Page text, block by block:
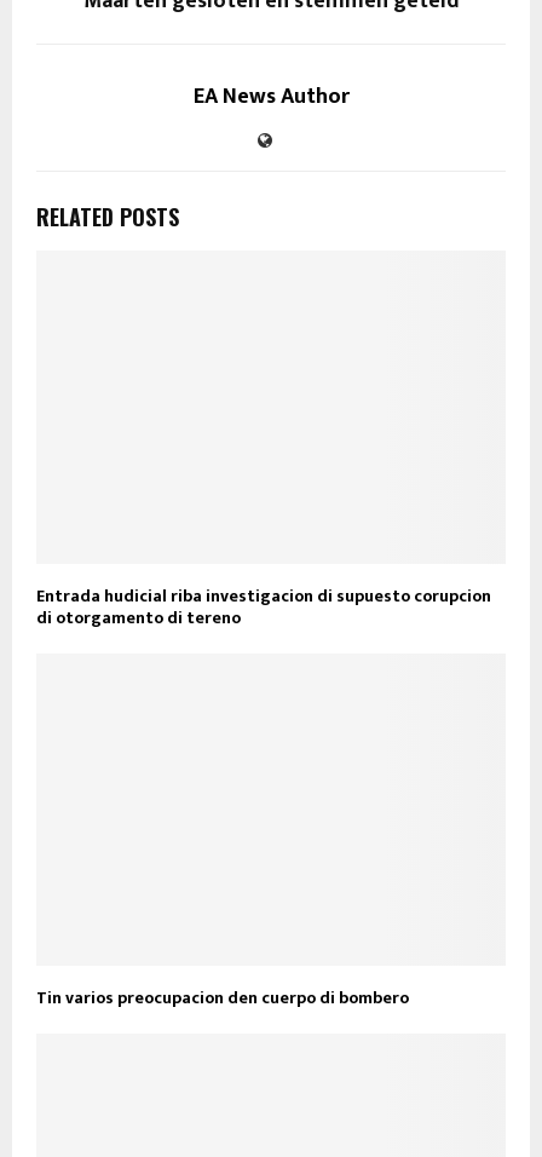
EA News Author
RELATED POSTS
Entrada hudicial riba investigacion di supuesto corupcion
di otorgamento di tereno
Tin varios preocupacion den cuerpo di bombero